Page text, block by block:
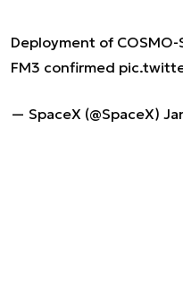
Deployment of
FM3 confirmed
— SpaceX (@SpaceX)